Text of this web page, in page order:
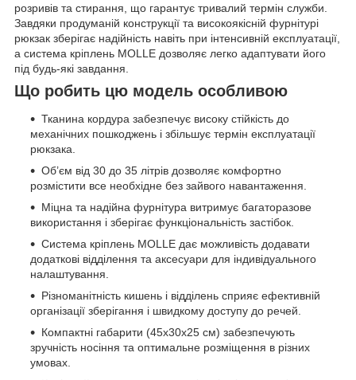
розривів та стирання, що гарантує тривалий термін служби.
Завдяки продуманій конструкції та високоякісній фурнітурі
рюкзак зберігає надійність навіть при інтенсивній експлуатації,
а система кріплень MOLLE дозволяє легко адаптувати його
під будь-які завдання.
Що робить цю модель особливою
Тканина кордура забезпечує високу стійкість до
механічних пошкоджень і збільшує термін експлуатації
рюкзака.
Об’єм від 30 до 35 літрів дозволяє комфортно
розмістити все необхідне без зайвого навантаження.
Міцна та надійна фурнітура витримує багаторазове
використання і зберігає функціональність застібок.
Система кріплень MOLLE дає можливість додавати
додаткові відділення та аксесуари для індивідуального
налаштування.
Різноманітність кишень і відділень сприяє ефективній
організації зберігання і швидкому доступу до речей.
Компактні габарити (45х30х25 см) забезпечують
зручність носіння та оптимальне розміщення в різних
умовах.